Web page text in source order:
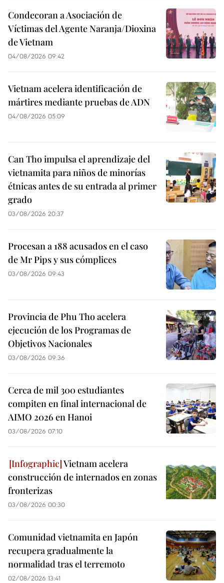
Condecoran a Asociación de
Víctimas del Agente Naranja/Dioxina
de Vietnam
04/08/2026 09:42
Vietnam acelera identificación de
mártires mediante pruebas de ADN
04/08/2026 05:09
Can Tho impulsa el aprendizaje del
vietnamita para niños de minorías
étnicas antes de su entrada al primer
grado
03/08/2026 20:37
Procesan a 188 acusados en el caso
de Mr Pips y sus cómplices
03/08/2026 09:43
Provincia de Phu Tho acelera
ejecución de los Programas de
Objetivos Nacionales
03/08/2026 09:36
Cerca de mil 300 estudiantes
compiten en final internacional de
AIMO 2026 en Hanoi
03/08/2026 07:10
Vietnam acelera
construcción de internados en zonas
fronterizas
03/08/2026 00:30
Comunidad vietnamita en Japón
recupera gradualmente la
normalidad tras el terremoto
02/08/2026 13:41